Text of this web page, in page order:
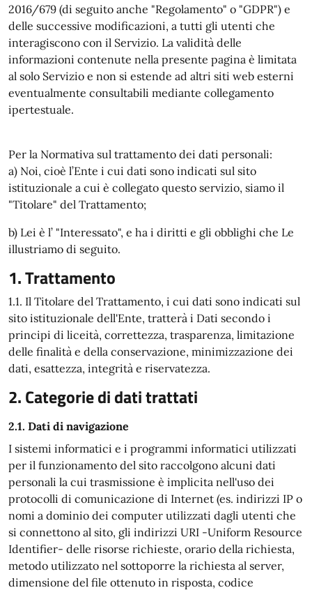
2016/679 (di seguito anche "Regolamento" o "GDPR") e
delle successive modificazioni, a tutti gli utenti che
interagiscono con il Servizio. La validità delle
informazioni contenute nella presente pagina è limitata
al solo Servizio e non si estende ad altri siti web esterni
eventualmente consultabili mediante collegamento
ipertestuale.
Per la Normativa sul trattamento dei dati personali:
a) Noi, cioè l’Ente i cui dati sono indicati sul sito
istituzionale a cui è collegato questo servizio, siamo il
"Titolare" del Trattamento;
b) Lei è l’ "Interessato", e ha i diritti e gli obblighi che Le
illustriamo di seguito.
1. Trattamento
1.1. Il Titolare del Trattamento, i cui dati sono indicati sul
sito istituzionale dell'Ente, tratterà i Dati secondo i
principi di liceità, correttezza, trasparenza, limitazione
delle finalità e della conservazione, minimizzazione dei
dati, esattezza, integrità e riservatezza.
2. Categorie di dati trattati
2.1. Dati di navigazione
I sistemi informatici e i programmi informatici utilizzati
per il funzionamento del sito raccolgono alcuni dati
personali la cui trasmissione è implicita nell'uso dei
protocolli di comunicazione di Internet (es. indirizzi IP o
nomi a dominio dei computer utilizzati dagli utenti che
si connettono al sito, gli indirizzi URI -Uniform Resource
Identifier- delle risorse richieste, orario della richiesta,
metodo utilizzato nel sottoporre la richiesta al server,
dimensione del file ottenuto in risposta, codice